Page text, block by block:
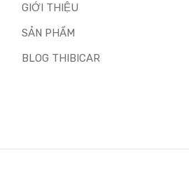
GIỚI THIỆU
SẢN PHẨM
BLOG THIBICAR